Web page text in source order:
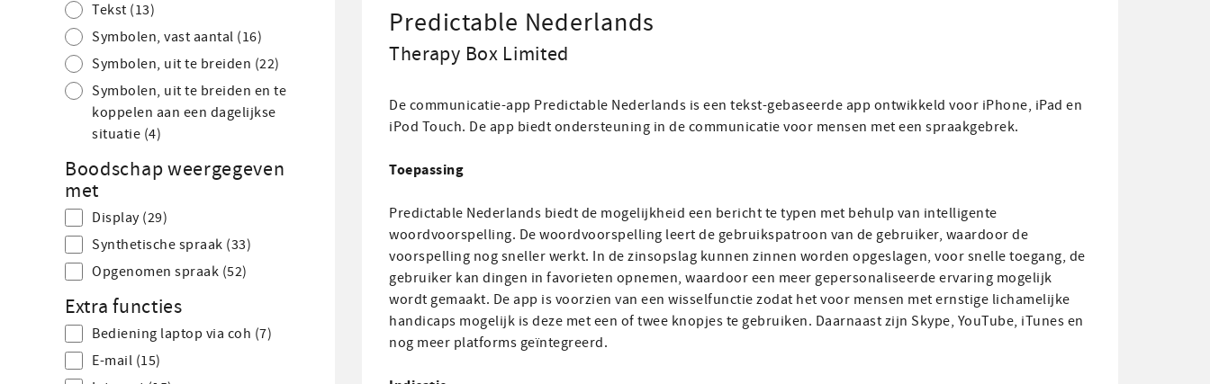
Tekst (13)
Symbolen, vast aantal (16)
Symbolen, uit te breiden (22)
Symbolen, uit te breiden en te
koppelen aan een dagelijkse
situatie (4)
Boodschap weergegeven
met
Display (29)
Synthetische spraak (33)
Opgenomen spraak (52)
Extra functies
Bediening laptop via coh (7)
E-mail (15)
Predictable Nederlands
Therapy Box Limited
De communicatie-app Predictable Nederlands is een tekst-gebaseerde app ontwikkeld voor iPhone, iPad en
iPod Touch. De app biedt ondersteuning in de communicatie voor mensen met een spraakgebrek.
Toepassing
Predictable Nederlands biedt de mogelijkheid een bericht te typen met behulp van intelligente
woordvoorspelling. De woordvoorspelling leert de gebruikspatroon van de gebruiker, waardoor de
voorspelling nog sneller werkt. In de zinsopslag kunnen zinnen worden opgeslagen, voor snelle toegang, de
gebruiker kan dingen in favorieten opnemen, waardoor een meer gepersonaliseerde ervaring mogelijk
wordt gemaakt. De app is voorzien van een wisselfunctie zodat het voor mensen met ernstige lichamelijke
handicaps mogelijk is deze met een of twee knopjes te gebruiken. Daarnaast zijn Skype, YouTube, iTunes en
nog meer platforms geïntegreerd.